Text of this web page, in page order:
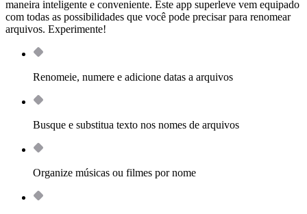
maneira inteligente e conveniente. Este app superleve vem equipado
com todas as possibilidades que você pode precisar para renomear
arquivos. Experimente!
Renomeie, numere e adicione datas a arquivos
Busque e substitua texto nos nomes de arquivos
Organize músicas ou filmes por nome